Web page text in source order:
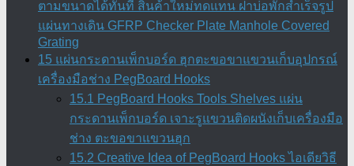
ตามขนาดได้ทันที สินค้าใหม่ทดแทน ฝาบ่อพักสําเร็จรูป
แผ่นทางเดิน GFRP Checker Plate Manhole Covered
Grating
15 แผ่นกระดานเพ็กบอร์ด ฮุกตะขอขาแขวนเก็บอุปกรณ์
เครื่องมือช่าง PegBoard Hooks
15.1 PegBoard Hooks Tools Shelves แผ่น
กระดานเพ็กบอร์ด เจาะรูแขวนติดผนังเก็บเครื่องมือ
ช่าง ตะขอขาแขวนฮุก
15.2 Creative Idea of PegBoard Hooks ไอเดียวิธี